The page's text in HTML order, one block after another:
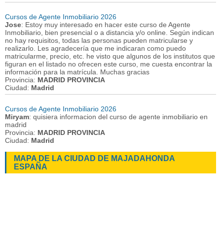
Cursos de Agente Inmobiliario 2026
Jose: Estoy muy interesado en hacer este curso de Agente
Inmobiliario, bien presencial o a distancia y/o online. Según indican
no hay requisitos, todas las personas pueden matricularse y
realizarlo. Les agradecería que me indicaran como puedo
matricularme, precio, etc. he visto que algunos de los institutos que
figuran en el listado no ofrecen este curso, me cuesta encontrar la
información para la matrícula. Muchas gracias
Provincia: MADRID PROVINCIA
Ciudad: Madrid
Cursos de Agente Inmobiliario 2026
Miryam: quisiera informacion del curso de agente inmobiliario en
madrid
Provincia: MADRID PROVINCIA
Ciudad: Madrid
MAPA DE LA CIUDAD DE MAJADAHONDA
ESPAÑA